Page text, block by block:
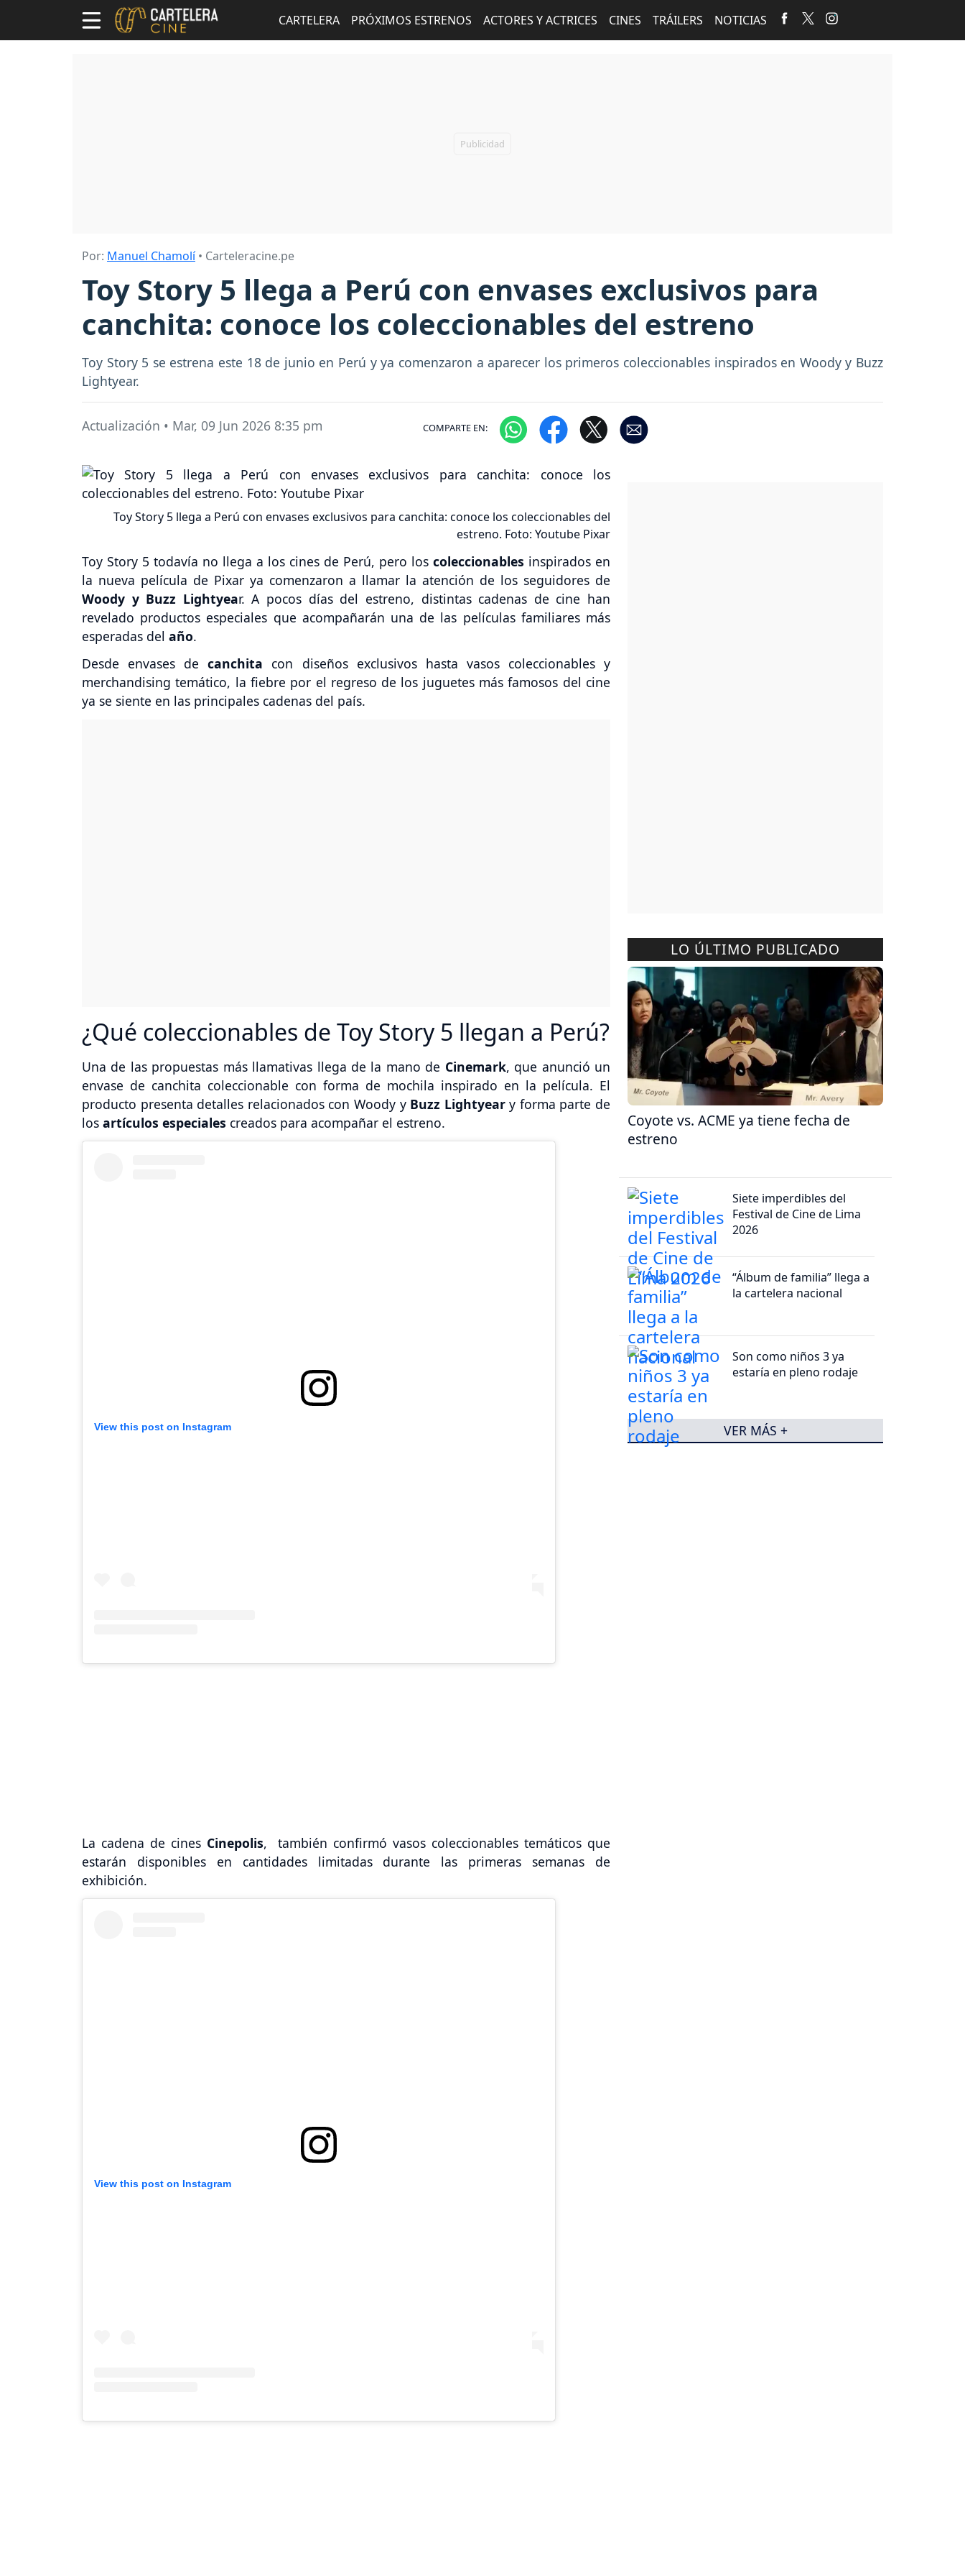
CARTELERA PRÓXIMOS ESTRENOS ACTORES Y ACTRICES CINES TRÁILERS NOTICIAS
Por: Manuel Chamolí• Carteleracine.pe
Toy Story 5 llega a Perú con envases exclusivos para
canchita: conoce los coleccionables del estreno
Toy Story 5 se estrena este 18 de junio en Perú y ya comenzaron a aparecer los primeros coleccionables inspirados en Woody y Buzz
Lightyear.
Actualización • Mar, 09 Jun 2026 8:35 pm COMPARTE EN:
Toy Story 5 llega a Perú con envases exclusivos para canchita: conoce los coleccionables del
estreno. Foto: Youtube Pixar
Toy Story 5 todavía no llega a los cines de Perú, pero los coleccionables inspirados en
la nueva película de Pixar ya comenzaron a llamar la atención de los seguidores de
Woody y Buzz Lightyear. A pocos días del estreno, distintas cadenas de cine han
revelado productos especiales que acompañarán una de las películas familiares más
esperadas del año.
Desde envases decanchita con diseños exclusivos hasta vasos coleccionables y
merchandising temático, la fiebre por el regreso de los juguetes más famosos del cine
ya se siente en las principales cadenas del país.
¿Qué coleccionables de Toy Story 5 llegan a Perú?
Una de las propuestas más llamativas llega de la mano de Cinemark, que anunció un
envase de canchita coleccionable con forma de mochila inspirado en la película. El
producto presenta detalles relacionados con Woody y Buzz Lightyeary forma parte de
los artículos especiales creados para acompañar el estreno.
View this post on Instagram
La cadena de cines Cinepolis, también confirmó vasos coleccionables temáticos que
estarán disponibles en cantidades limitadas durante las primeras semanas de
exhibición.
View this post on Instagram
LO ÚLTIMO PUBLICADO
Coyote vs. ACME ya tiene fecha de
estreno
Siete imperdibles del
Festival de Cine de Lima
2026
“Álbum de familia” llega a
la cartelera nacional
Son como niños 3 ya
estaría en pleno rodaje
VER MÁS +